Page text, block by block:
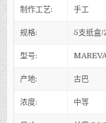
制作工艺: 手工
规格: 5支纸盒/
型号:
产地: 古巴
浓度: 中等